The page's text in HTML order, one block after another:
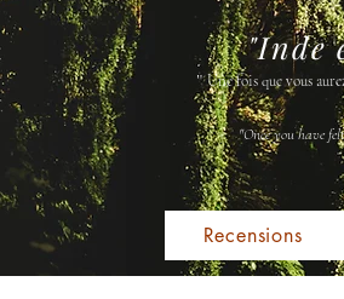
"Une fois que vous
"Once you have
"Inde
Recensions